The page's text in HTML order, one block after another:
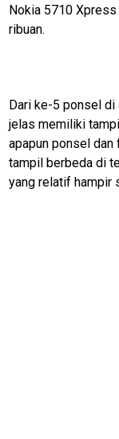
Nokia 5710
ribuan.
Dari ke-5 ponsel di
jelas memiliki
apapun ponsel dan
tampil berbeda di
yang relatif hampir